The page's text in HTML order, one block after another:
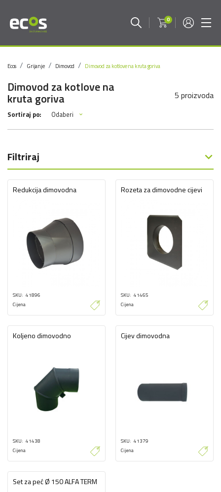
0
Ecos Grijanje Dimovod Dimovod za kotlove na kruta goriva
Dimovod za kotlove na
kruta goriva 5 proizvoda
Sortiraj po: Odaberi
Filtriraj
Redukcija dimovodna
SKU 41896
Cijena
Rozeta za dimovodne cijevi
SKU 41465
Cijena
Koljeno dimovodno
SKU 41438
Cijena
Cijev dimovodna
SKU 41379
Cijena
Set za peć Ø 150 ALFA TERM